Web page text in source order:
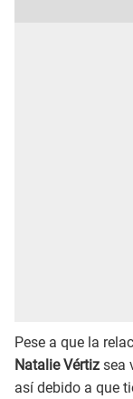
Pese a que la
Natalie Vértiz sea
así debido a que